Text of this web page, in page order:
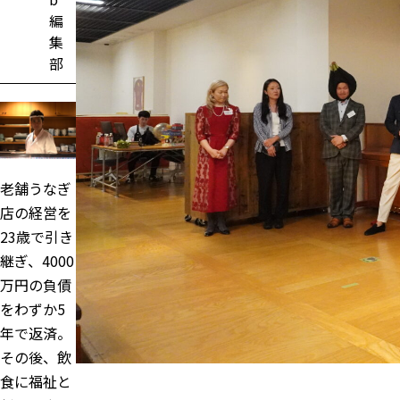
編
集
部
老舗うなぎ
店の経営を
23歳で引き
継ぎ、4000
万円の負債
をわずか5
年で返済。
その後、飲
食に福祉と